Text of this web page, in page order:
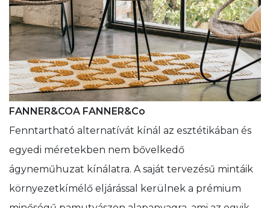
FANNER&COA FANNER&Co
Fenntartható alternatívát kínál az esztétikában és
egyedi méretekben nem bővelkedő
ágyneműhuzat kínálatra. A saját tervezésű mintáik
környezetkímélő eljárással kerülnek a prémium